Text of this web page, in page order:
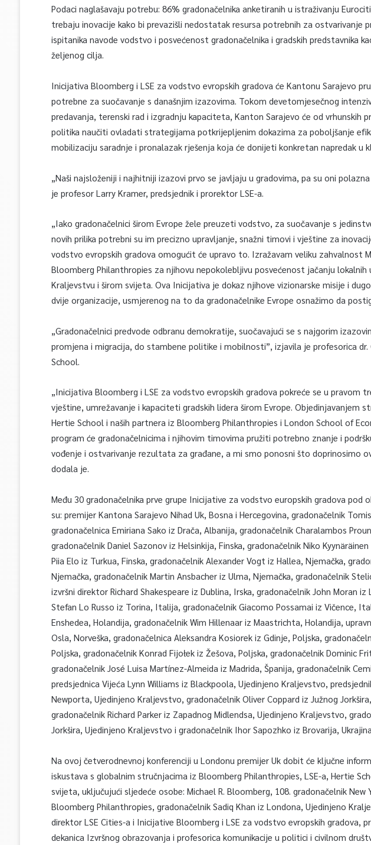
Podaci naglašavaju potrebu: 86% gradonačelnika anketiranih u istraživanju
trebaju inovacije kako bi prevazišli nedostatak resursa potrebnih za ostvarivanje
ispitanika navode vodstvo i posvećenost gradonačelnika i gradskih predstavnika
željenog cilja.
Inicijativa Bloomberg i LSE za vodstvo evropskih gradova će Kantonu Sarajevo
potrebne za suočavanje s današnjim izazovima. Tokom devetomjesečnog
predavanja, terenski rad i izgradnju kapaciteta, Kanton Sarajevo će od vrhunskih
politika naučiti ovladati strategijama potkrijepljenim dokazima za poboljšanje
mobilizaciju saradnje i pronalazak rješenja koja će donijeti konkretan napredak u
„Naši najsloženiji i najhitniji izazovi prvo se javljaju u gradovima, pa su oni
je profesor Larry Kramer, predsjednik i prorektor LSE-a.
„Iako gradonačelnici širom Evrope žele preuzeti vodstvo, za suočavanje s
novih prilika potrebni su im precizno upravljanje, snažni timovi i vještine za
vodstvo evropskih gradova omogućit će upravo to. Izražavam veliku zahvalnost
Bloomberg Philanthropies za njihovu nepokolebljivu posvećenost jačanju lokalnih
Kraljevstvu i širom svijeta. Ova Inicijativa je dokaz njihove vizionarske misije i
dvije organizacije, usmjerenog na to da gradonačelnike Evrope osnažimo da
„Gradonačelnici predvode odbranu demokratije, suočavajući se s najgorim
promjena i migracija, do stambene politike i mobilnosti”, izjavila je profesorica dr.
School.
„Inicijativa Bloomberg i LSE za vodstvo evropskih gradova pokreće se u pravom
vještine, umrežavanje i kapaciteti gradskih lidera širom Evrope. Objedinjavanjem
Hertie School i naših partnera iz Bloomberg Philanthropies i London School of
program će gradonačelnicima i njihovim timovima pružiti potrebno znanje i
vođenje i ostvarivanje rezultata za građane, a mi smo ponosni što doprinosimo
dodala je.
Među 30 gradonačelnika prve grupe Inicijative za vodstvo europskih gradova pod
su: premijer Kantona Sarajevo Nihad Uk, Bosna i Hercegovina, gradonačelnik
gradonačelnica Emiriana Sako iz Drača, Albanija, gradonačelnik Charalambos
gradonačelnik Daniel Sazonov iz Helsinkija, Finska, gradonačelnik Niko
Piia Elo iz Turkua, Finska, gradonačelnik Alexander Vogt iz Hallea, Njemačka,
Njemačka, gradonačelnik Martin Ansbacher iz Ulma, Njemačka, gradonačelnik
izvršni direktor Richard Shakespeare iz Dublina, Irska, gradonačelnik John Moran
Stefan Lo Russo iz Torina, Italija, gradonačelnik Giacomo Possamai iz Vičence,
Enshedea, Holandija, gradonačelnik Wim Hillenaar iz Maastrichta, Holandija,
Osla, Norveška, gradonačelnica Aleksandra Kosiorek iz Gdinje, Poljska,
Poljska, gradonačelnik Konrad Fijołek iz Žešova, Poljska, gradonačelnik Dominic
gradonačelnik José Luisa Martínez-Almeida iz Madrida, Španija, gradonačelnik
predsjednica Vijeća Lynn Williams iz Blackpoola, Ujedinjeno Kraljevstvo,
Newporta, Ujedinjeno Kraljevstvo, gradonačelnik Oliver Coppard iz Južnog
gradonačelnik Richard Parker iz Zapadnog Midlendsa, Ujedinjeno Kraljevstvo,
Jorkšira, Ujedinjeno Kraljevstvo i gradonačelnik Ihor Sapozhko iz Brovarija,
Na ovoj četverodnevnoj konferenciji u Londonu premijer Uk dobit će ključne
iskustava s globalnim stručnjacima iz Bloomberg Philanthropies, LSE-a, Hertie
svijeta, uključujući sljedeće osobe: Michael R. Bloomberg, 108. gradonačelnik New
Bloomberg Philanthropies, gradonačelnik Sadiq Khan iz Londona, Ujedinjeno
direktor LSE Cities-a i Inicijative Bloomberg i LSE za vodstvo evropskih gradova,
dekanica Izvršnog obrazovanja i profesorica komunikacije u politici i civilnom